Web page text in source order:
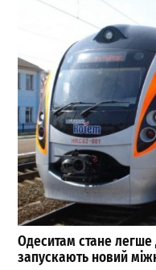
Одеситам стане легше
запускають новий